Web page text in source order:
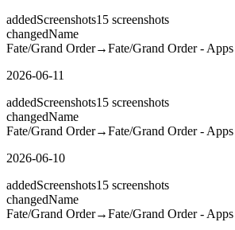
addedScreenshots15 screenshots
changedName
Fate/Grand Order→Fate/Grand Order -
2026-06-11
addedScreenshots15 screenshots
changedName
Fate/Grand Order→Fate/Grand Order -
2026-06-10
addedScreenshots15 screenshots
changedName
Fate/Grand Order→Fate/Grand Order -